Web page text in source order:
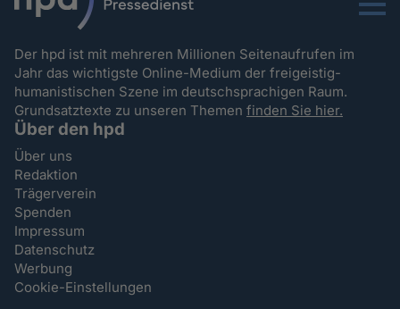
Menu
Der hpd ist mit mehreren Millionen Seitenaufrufen im
Jahr das wichtigste Online-Medium der freigeistig-
humanistischen Szene im deutschsprachigen Raum.
Grundsatztexte zu unseren Themenfinden Sie hier.
Über den hpd
Über uns
Redaktion
Trägerverein
Spenden
Impressum
Datenschutz
Werbung
Cookie-Einstellungen